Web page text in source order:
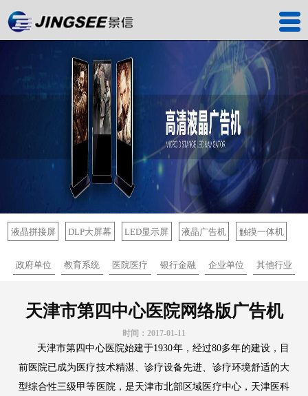
产品中心
工程案例
解决方案
服务中心
关于我们
联系我们
深圳工厂
液晶拼接屏 DLP大屏幕 LED显示屏 液晶广告机 触摸一体机
政府单位 教育系统 医院医疗 银行金融 企业单位 其他行业
天津市第四中心医院网络版广告机
时间：2017-01-11
天津市第四中心医院始建于1930年，经过80多年的建设，目
前医院已成为医疗技术精湛、诊疗设备先进、诊疗环境舒适的大
型综合性三级甲等医院，是天津市北部区域医疗中心，天津医科